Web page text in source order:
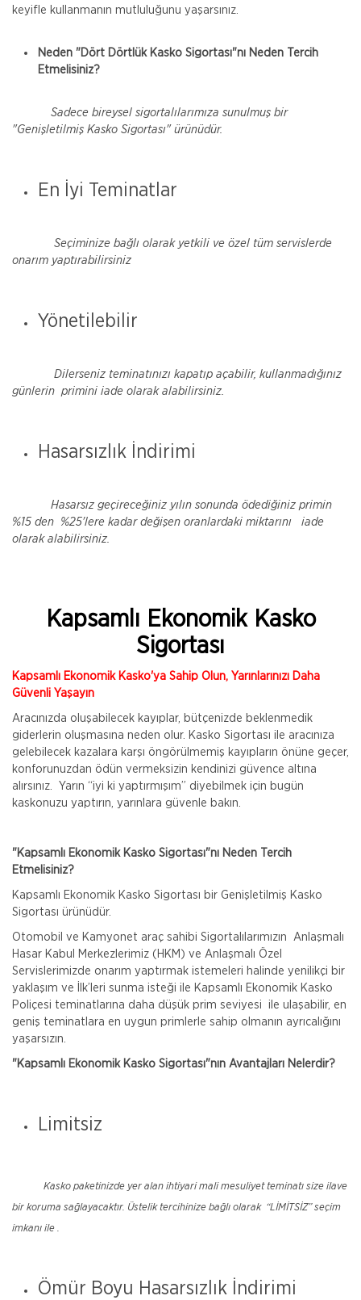
keyifle kullanmanın mutluluğunu yaşarsınız.
Neden "Dört Dörtlük Kasko Sigortası"nı Neden Tercih
Etmelisiniz?
Sadece bireysel sigortalılarımıza sunulmuş bir
"Genişletilmiş Kasko Sigortası" ürünüdür.
En İyi Teminatlar
Seçiminize bağlı olarak yetkili ve özel tüm servislerde
onarım yaptırabilirsiniz
Yönetilebilir
Dilerseniz teminatınızı kapatıp açabilir, kullanmadığınız
günlerin primini iade olarak alabilirsiniz.
Hasarsızlık İndirimi
Hasarsız geçireceğiniz yılın sonunda ödediğiniz primin
%15 den %25'lere kadar değişen oranlardaki miktarını iade
olarak alabilirsiniz.
Kapsamlı Ekonomik Kasko
Sigortası
Kapsamlı Ekonomik Kasko'ya Sahip Olun, Yarınlarınızı Daha
Güvenli Yaşayın
Aracınızda oluşabilecek kayıplar, bütçenizde beklenmedik
giderlerin oluşmasına neden olur. Kasko Sigortası ile aracınıza
gelebilecek kazalara karşı öngörülmemiş kayıpların önüne geçer,
konforunuzdan ödün vermeksizin kendinizi güvence altına
alırsınız. Yarın “iyi ki yaptırmışım” diyebilmek için bugün
kaskonuzu yaptırın, yarınlara güvenle bakın.
"Kapsamlı Ekonomik Kasko Sigortası"nı Neden Tercih
Etmelisiniz?
Kapsamlı Ekonomik Kasko Sigortası bir Genişletilmiş Kasko
Sigortası ürünüdür.
Otomobil ve Kamyonet araç sahibi Sigortalılarımızın Anlaşmalı
Hasar Kabul Merkezlerimiz (HKM) ve Anlaşmalı Özel
Servislerimizde onarım yaptırmak istemeleri halinde yenilikçi bir
yaklaşım ve İlk’leri sunma isteği ile Kapsamlı Ekonomik Kasko
Poliçesi teminatlarına daha düşük prim seviyesi ile ulaşabilir, en
geniş teminatlara en uygun primlerle sahip olmanın ayrıcalığını
yaşarsızın.
"Kapsamlı Ekonomik Kasko Sigortası"nın Avantajları Nelerdir?
Limitsiz
Kasko paketinizde yer alan ihtiyari mali mesuliyet teminatı size ilave
bir koruma sağlayacaktır. Üstelik tercihinize bağlı olarak “LİMİTSİZ” seçim
imkanı ile .
Ömür Boyu Hasarsızlık İndirimi